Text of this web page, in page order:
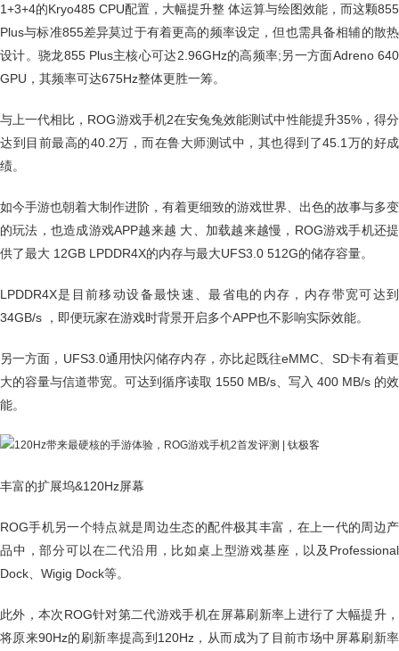
1+3+4的Kryo485 CPU配置，大幅提升整 体运算与绘图效能，而这颗855
Plus与标准855差异莫过于有着更高的频率设定，但也需具备相辅的散热
设计。骁龙855 Plus主核心可达2.96GHz的高频率;另一方面Adreno 640
GPU，其频率可达675Hz整体更胜一筹。
与上一代相比，ROG游戏手机2在安兔兔效能测试中性能提升35%，得分
达到目前最高的40.2万，而在鲁大师测试中，其也得到了45.1万的好成
绩。
如今手游也朝着大制作进阶，有着更细致的游戏世界、出色的故事与多变
的玩法，也造成游戏APP越来越 大、加载越来越慢，ROG游戏手机还提
供了最大 12GB LPDDR4X的内存与最大UFS3.0 512G的储存容量。
LPDDR4X是目前移动设备最快速、最省电的内存，内存带宽可达到
34GB/s ，即便玩家在游戏时背景开启多个APP也不影响实际效能。
另一方面，UFS3.0通用快闪储存内存，亦比起既往eMMC、SD卡有着更
大的容量与信道带宽。可达到循序读取 1550 MB/s、写入 400 MB/s 的效
能。
丰富的扩展坞&120Hz屏幕
ROG手机另一个特点就是周边生态的配件极其丰富，在上一代的周边产
品中，部分可以在二代沿用，比如桌上型游戏基座，以及Professional
Dock、Wigig Dock等。
此外，本次ROG针对第二代游戏手机在屏幕刷新率上进行了大幅提升，
将原来90Hz的刷新率提高到120Hz，从而成为了目前市场中屏幕刷新率